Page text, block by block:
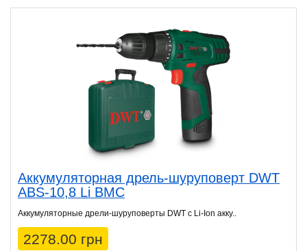
Аккумуляторная дрель-шуруповерт DWT
ABS-10,8 Li BMC
Аккумуляторные дрели-шуруповерты DWT с Li-Ion акку..
2278.00 грн